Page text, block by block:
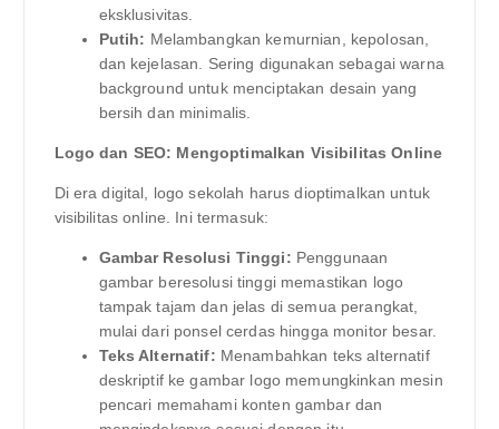
eksklusivitas.
Putih: Melambangkan kemurnian, kepolosan,
dan kejelasan. Sering digunakan sebagai warna
background untuk menciptakan desain yang
bersih dan minimalis.
Logo dan SEO: Mengoptimalkan Visibilitas Online
Di era digital, logo sekolah harus dioptimalkan untuk
visibilitas online. Ini termasuk:
Gambar Resolusi Tinggi: Penggunaan
gambar beresolusi tinggi memastikan logo
tampak tajam dan jelas di semua perangkat,
mulai dari ponsel cerdas hingga monitor besar.
Teks Alternatif: Menambahkan teks alternatif
deskriptif ke gambar logo memungkinkan mesin
pencari memahami konten gambar dan